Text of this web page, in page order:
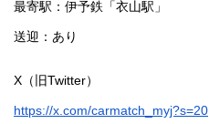
最寄駅：伊予鉄「衣山駅」
送迎：あり
X（旧Twitter）
https://x.com/carmatch_myj?s=20